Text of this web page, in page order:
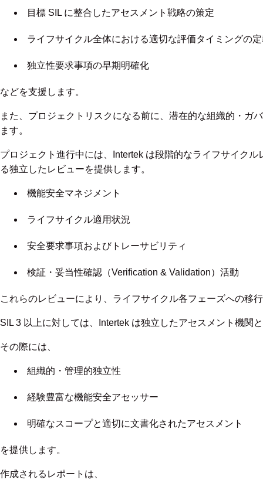
目標 SIL に整合したアセスメント戦略の策定
ライフサイクル全体における適切な評価タイミングの
独立性要求事項の早期明確化
などを支援します。
また、プロジェクトリスクになる前に、潜在的な組織的・ガ
ます。
プロジェクト進行中には、Intertek は段階的なライフサイク
る独立したレビューを提供します。
機能安全マネジメント
ライフサイクル適用状況
安全要求事項およびトレーサビリティ
検証・妥当性確認（Verification & Validation）活動
これらのレビューにより、ライフサイクル各フェーズへの移
SIL 3 以上に対しては、Intertek は独立したアセスメント機関
その際には、
組織的・管理的独立性
経験豊富な機能安全アセッサー
明確なスコープと適切に文書化されたアセスメント
を提供します。
作成されるレポートは、